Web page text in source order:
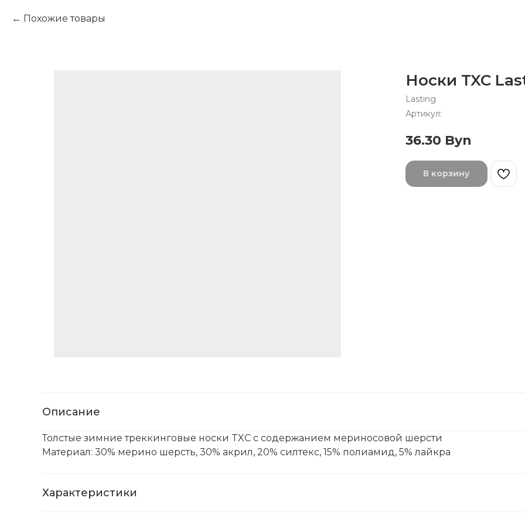
Похожие товары
Носки TXC
Lasting
Артикул:
36.30 Byn
В корзину
Описание
Толстые зимние треккинговые носки TXC с содержанием мериносовой шерсти
Материал: 30% мерино шерсть, 30% акрил, 20% силтекс, 15% полиамид, 5% лайкра
Характеристики